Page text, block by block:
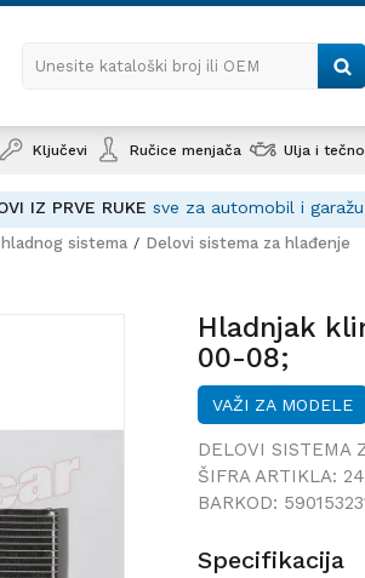
Unesite kataloški broj ili OEM
Ključevi Ručice menjača Ulja i
IZ PRVE RUKE sve za automobil i garažu
sistema Delovi sistema za hlađenje
Hladnjak
00-08;
VAŽI ZA MODELE
DELOVI SISTEMA
ŠIFRA ARTIKLA:
BARKOD:
Specifikacija